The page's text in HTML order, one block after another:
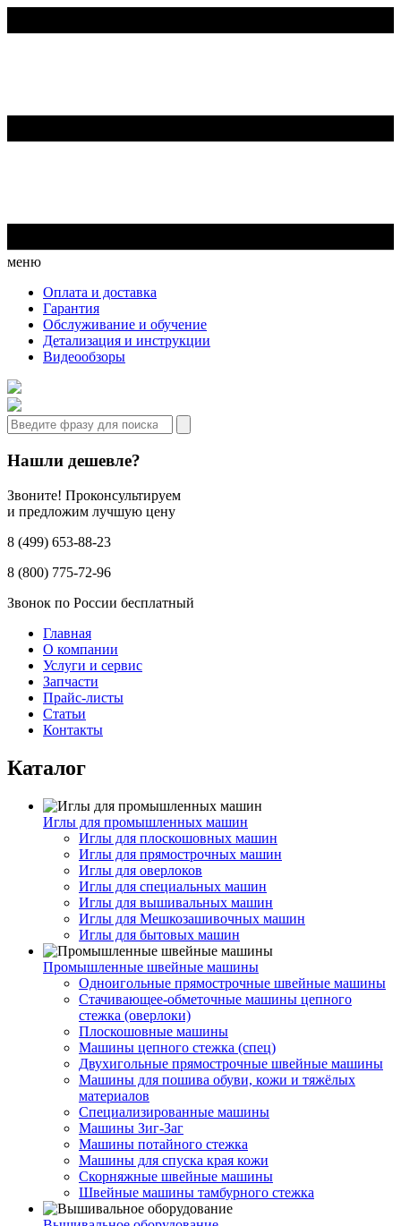
меню
Оплата и доставка
Гарантия
Обслуживание и обучение
Детализация и инструкции
Видеообзоры
Нашли дешевле?
Звоните! Проконсультируем
и предложим лучшую цену
8 (499) 653-88-23
8 (800) 775-72-96
Звонок по России бесплатный
Главная
О компании
Услуги и сервис
Запчасти
Прайс-листы
Статьи
Контакты
Каталог
Иглы для промышленных машин
Иглы для плоскошовных машин
Иглы для прямострочных машин
Иглы для оверлоков
Иглы для специальных машин
Иглы для вышивальных машин
Иглы для Мешкозашивочных машин
Иглы для бытовых машин
Промышленные швейные машины
Одноигольные прямострочные швейные машины
Стачивающее-обметочные машины цепного
стежка (оверлоки)
Плоскошовные машины
Машины цепного стежка (спец)
Двухигольные прямострочные швейные машины
Машины для пошива обуви, кожи и тяжёлых
материалов
Специализированные машины
Машины Зиг-Заг
Машины потайного стежка
Машины для спуска края кожи
Скорняжные швейные машины
Швейные машины тамбурного стежка